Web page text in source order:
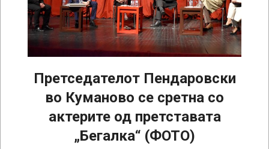
Претседателот Пендаровски
во Куманово се сретна со
актерите од претставата
„Бегалка“ (ФОТО)